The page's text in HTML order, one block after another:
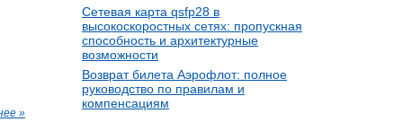
»
Сетевая карта qsfp28 в
высокоскоростных сетях: пропускная
способность и архитектурные
возможности
Возврат билета Аэрофлот: полное
руководство по правилам и
компенсациям